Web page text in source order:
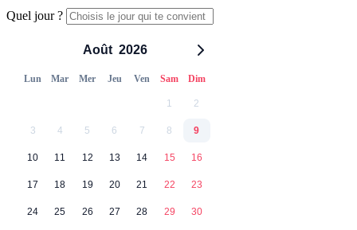
Quel jour ?
Août 2026
Lun Mar Mer Jeu Ven Sam Dim
1 2
3 4 5 6 7 8 9
10 11 12 13 14 15 16
17 18 19 20 21 22 23
24 25 26 27 28 29 30